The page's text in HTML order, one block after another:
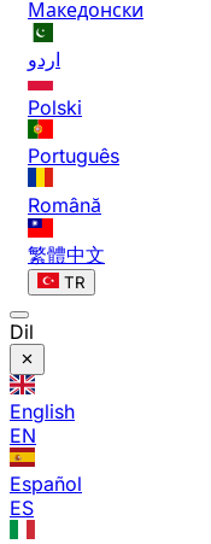
Македонски
اردو
Polski
Português
Română
繁體中文
TR
Dil
English
EN
Español
ES